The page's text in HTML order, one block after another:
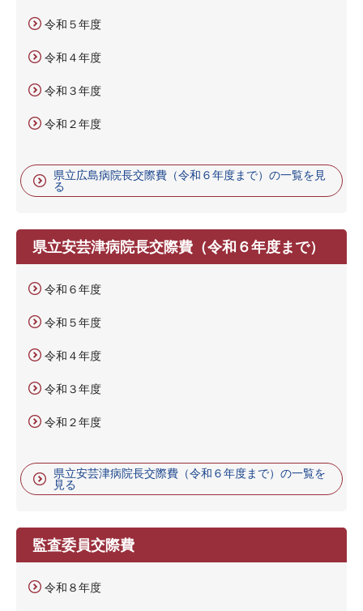
令和５年度
令和４年度
令和３年度
令和２年度
県立広島病院長交際費（令和６年度まで）の一覧を見
る
県立安芸津病院長交際費（令和６年度まで）
令和６年度
令和５年度
令和４年度
令和３年度
令和２年度
県立安芸津病院長交際費（令和６年度まで）の一覧を
見る
監査委員交際費
令和８年度